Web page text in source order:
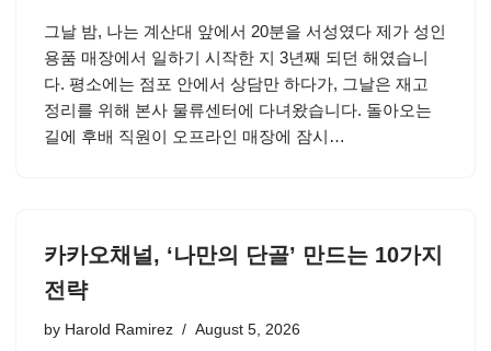
그날 밤, 나는 계산대 앞에서 20분을 서성였다 제가 성인
용품 매장에서 일하기 시작한 지 3년째 되던 해였습니
다. 평소에는 점포 안에서 상담만 하다가, 그날은 재고
정리를 위해 본사 물류센터에 다녀왔습니다. 돌아오는
길에 후배 직원이 오프라인 매장에 잠시…
카카오채널, ‘나만의 단골’ 만드는 10가지
전략
by Harold Ramirez August 5, 2026